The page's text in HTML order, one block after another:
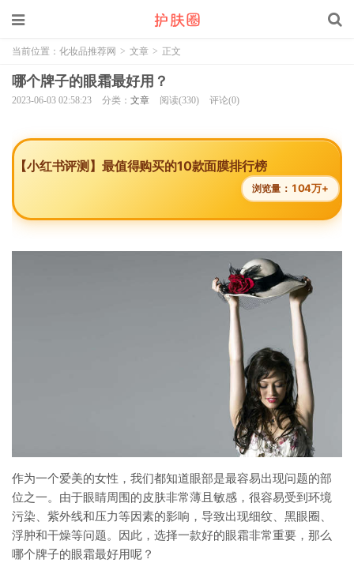
当前位置： 化妆品推荐网 > 文章 > 正文
哪个牌子的眼霜最好用？
2023-06-03 02:58:23 分类： 文章 阅读(330) 评论(0)
【小红书评测】最值得购买的10款面膜排行榜
浏览量： 104万+
作为一个爱美的女性，我们都知道眼部是最容易出现问题的部
位之一。由于眼睛周围的皮肤非常薄且敏感，很容易受到环境
污染、紫外线和压力等因素的影响，导致出现细纹、黑眼圈、
浮肿和干燥等问题。因此，选择一款好的眼霜非常重要，那么
哪个牌子的眼霜最好用呢？